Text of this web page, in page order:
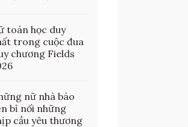
toán học duy
trong cuộc đua
chương Fields
nữ nhà báo
bỉ nối những
cầu yêu thương